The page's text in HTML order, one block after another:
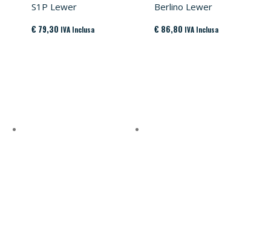
S1P Lewer
€ 79,30 IVA Inclusa
Berlino Lewer
€ 86,80 IVA Inclusa